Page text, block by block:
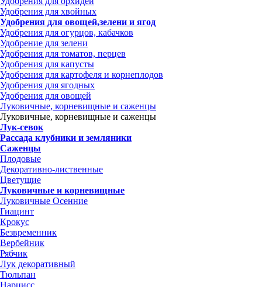
Удобрения для хвойных
Удобрения для овощей,зелени и ягод
Удобрения для огурцов, кабачков
Удобрение для зелени
Удобрения для томатов, перцев
Удобрения для капусты
Удобрения для картофеля и корнеплодов
Удобрения для ягодных
Удобрения для овощей
Луковичные, корневищные и саженцы
Луковичные, корневищные и саженцы
Лук-севок
Рассада клубники и земляники
Саженцы
Плодовые
Декоративно-лиственные
Цветущие
Луковичные и корневищные
Луковичные Осенние
Гиацинт
Крокус
Безвременник
Вербейник
Рябчик
Лук декоративный
Тюльпан
Нарцисс